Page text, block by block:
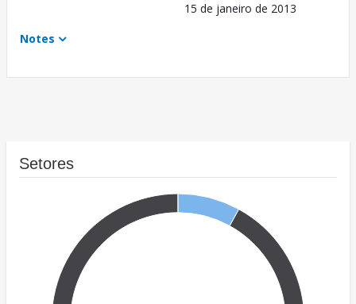
15 de janeiro de 2013
Notes
Setores